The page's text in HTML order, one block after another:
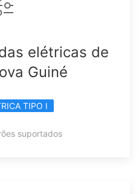
elétricas de
Guiné
TIPO I
suportados